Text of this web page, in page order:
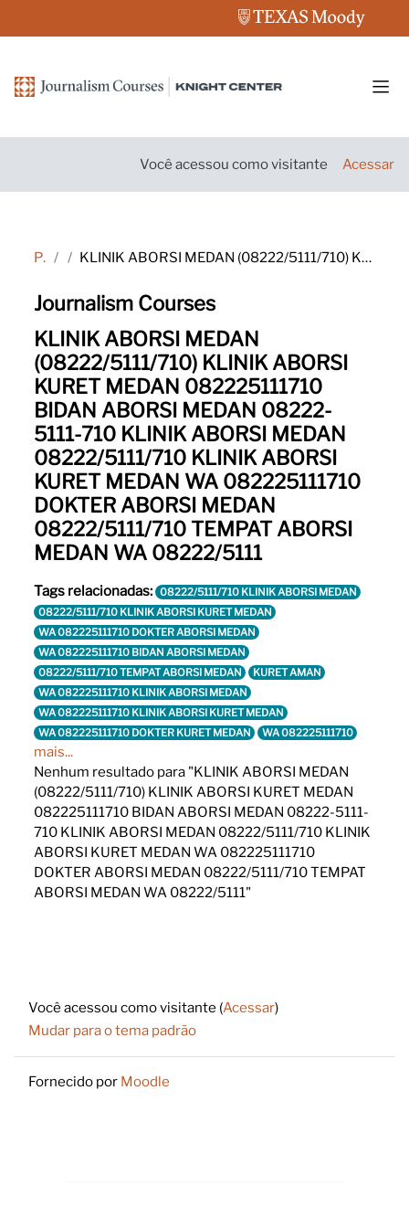
Você acessou como visitante Acessar
Página inicial Tags KLINIK ABORSI MEDAN (08222/5111/710) KLINIK ABORSI KURET MEDAN 082225111710 BIDAN ABORSI MEDAN 08222-5111-710 KLINIK ABORSI MEDAN 08222/5111/710 KLINIK ABORSI KURET MEDAN WA 082225111710 DOKTER ABORSI MEDAN 08222/5111/710 TEMPAT ABORSI MEDAN WA 08222/5111
Journalism Courses
KLINIK ABORSI MEDAN
(08222/5111/710) KLINIK ABORSI
KURET MEDAN 082225111710
BIDAN ABORSI MEDAN 08222-
5111-710 KLINIK ABORSI MEDAN
08222/5111/710 KLINIK ABORSI
KURET MEDAN WA 082225111710
DOKTER ABORSI MEDAN
08222/5111/710 TEMPAT ABORSI
MEDAN WA 08222/5111
Tags relacionadas: 08222/5111/710 KLINIK ABORSI MEDAN
08222/5111/710 KLINIK ABORSI KURET MEDAN
WA 082225111710 DOKTER ABORSI MEDAN
WA 082225111710 BIDAN ABORSI MEDAN
08222/5111/710 TEMPAT ABORSI MEDAN
KURET AMAN
WA 082225111710 KLINIK ABORSI MEDAN
WA 082225111710 KLINIK ABORSI KURET MEDAN
WA 082225111710 DOKTER KURET MEDAN
WA 082225111710
mais...
Nenhum resultado para "KLINIK ABORSI MEDAN
(08222/5111/710) KLINIK ABORSI KURET MEDAN
082225111710 BIDAN ABORSI MEDAN 08222-5111-
710 KLINIK ABORSI MEDAN 08222/5111/710 KLINIK
ABORSI KURET MEDAN WA 082225111710
DOKTER ABORSI MEDAN 08222/5111/710 TEMPAT
ABORSI MEDAN WA 08222/5111"
Você acessou como visitante (Acessar)
Mudar para o tema padrão
Fornecido por Moodle